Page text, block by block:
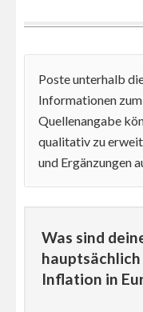
Poste unterhalb
Informationen
Quellenangabe
qualitativ zu
und Ergänzungen
Was sind
Inflation in